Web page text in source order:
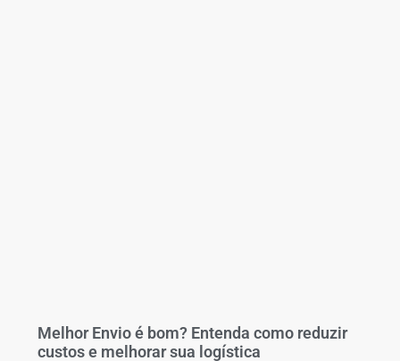
Melhor Envio é bom? Entenda como reduzir
custos e melhorar sua logística